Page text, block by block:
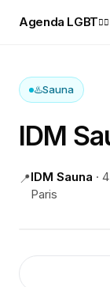
Agenda LGBT🏳️‍🌈
♨️Sauna
IDM
📍IDM Sauna ·
Paris